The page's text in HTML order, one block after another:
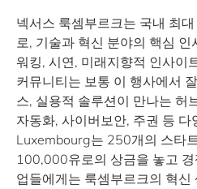
넥서스 룩셈부르크는 국내 최
로, 기술과 혁신 분야의 핵심
워킹, 시연, 미래지향적 인사이
커뮤니티는 보통 이 행사에서
스, 실용적 솔루션이 만나는 허
자동화, 사이버보안, 주권 등
Luxembourg는 250개의 스타
100,000유로의 상금을 놓고
업들에게는 룩셈부르크의 혁신